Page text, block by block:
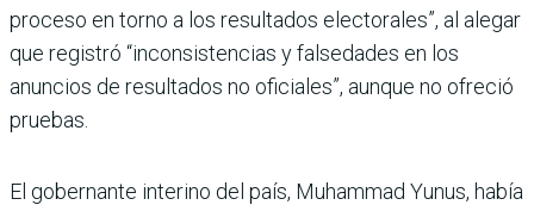
proceso en torno a los resultados electorales”, al alegar
que registró “inconsistencias y falsedades en los
anuncios de resultados no oficiales”, aunque no ofreció
pruebas.
El gobernante interino del país, Muhammad Yunus, había